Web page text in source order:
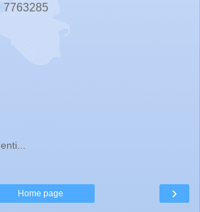
7763285
›
Home page